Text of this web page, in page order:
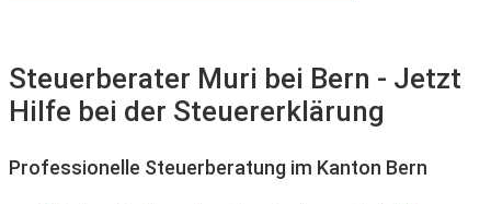
Steuerberater Muri bei Bern - Jetzt
Hilfe bei der Steuererklärung
Professionelle Steuerberatung im Kanton Bern